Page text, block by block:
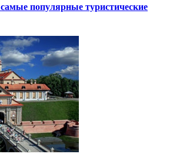
популярные туристические